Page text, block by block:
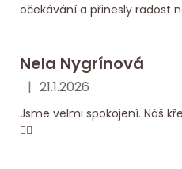
očekávání a přinesly radost
Nela Nygrínová
Hodnocení obchodu je 5 z
| 21.1.2026
Jsme velmi spokojení. Náš
👍🏻